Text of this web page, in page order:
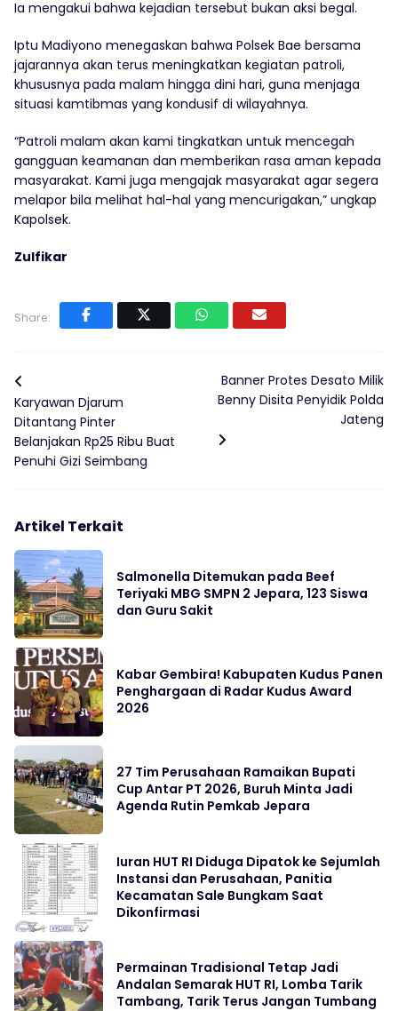
Ia mengakui bahwa kejadian tersebut bukan aksi begal.
Iptu Madiyono menegaskan bahwa Polsek Bae bersama
jajarannya akan terus meningkatkan kegiatan patroli,
khususnya pada malam hingga dini hari, guna menjaga
situasi kamtibmas yang kondusif di wilayahnya.
“Patroli malam akan kami tingkatkan untuk mencegah
gangguan keamanan dan memberikan rasa aman kepada
masyarakat. Kami juga mengajak masyarakat agar segera
melapor bila melihat hal-hal yang mencurigakan,” ungkap
Kapolsek.
Zulfikar
Share:
Karyawan Djarum
Ditantang Pinter
Belanjakan Rp25 Ribu Buat
Penuhi Gizi Seimbang
Banner Protes Desato Milik
Benny Disita Penyidik Polda
Jateng
Artikel Terkait
Salmonella Ditemukan pada Beef
Teriyaki MBG SMPN 2 Jepara, 123 Siswa
dan Guru Sakit
Kabar Gembira! Kabupaten Kudus Panen
Penghargaan di Radar Kudus Award
2026
27 Tim Perusahaan Ramaikan Bupati
Cup Antar PT 2026, Buruh Minta Jadi
Agenda Rutin Pemkab Jepara
Iuran HUT RI Diduga Dipatok ke Sejumlah
Instansi dan Perusahaan, Panitia
Kecamatan Sale Bungkam Saat
Dikonfirmasi
Permainan Tradisional Tetap Jadi
Andalan Semarak HUT RI, Lomba Tarik
Tambang, Tarik Terus Jangan Tumbang